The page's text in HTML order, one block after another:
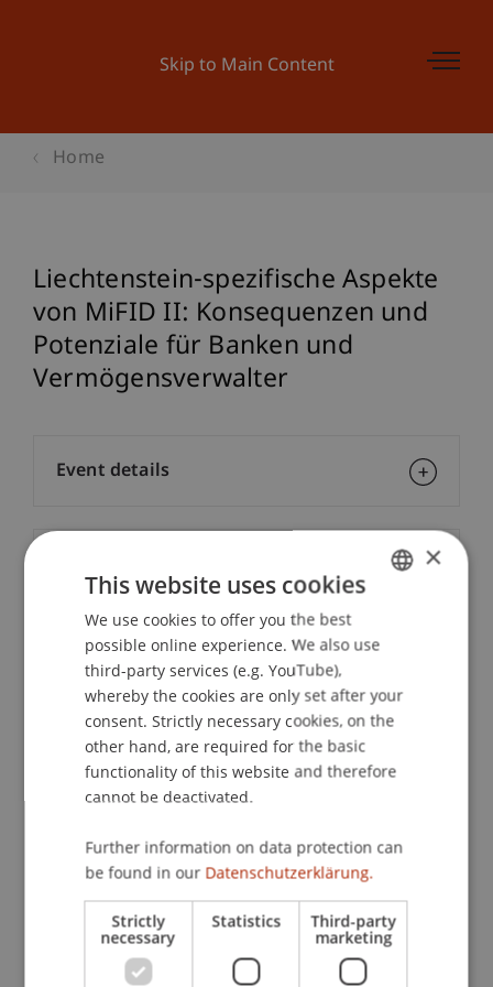
Skip to Main Content
Home
Liechtenstein-spezifische Aspekte
von MiFID II: Konsequenzen und
Potenziale für Banken und
Vermögensverwalter
Lecturers:
Dr. iur. GüntherDobrauz-SaldapennaMBA
ThomasFrommelt lic. oec. HSG, MBA (Duke)
Drs. Niels Lemmers
lic.oec. HSG, LL.M. RemoMaggi LL.M.
Mag. iur. Markus Wagner
School or Professorship:
CHF 390,- pro Person einschliesslich
Tagungsunterlagen, Teilnahmezertifikat (auf
Event details
ENGLISH
×
This website uses cookies
We use cookies to offer you the best
possible online experience. We also use
third-party services (e.g. YouTube),
whereby the cookies are only set after your
consent. Strictly necessary cookies, on the
other hand, are required for the basic
functionality of this website and therefore
cannot be deactivated.
Further information on data protection can
be found in our Datenschutzerklärung.
Strictly
necessary
Statistics Third-party
marketing